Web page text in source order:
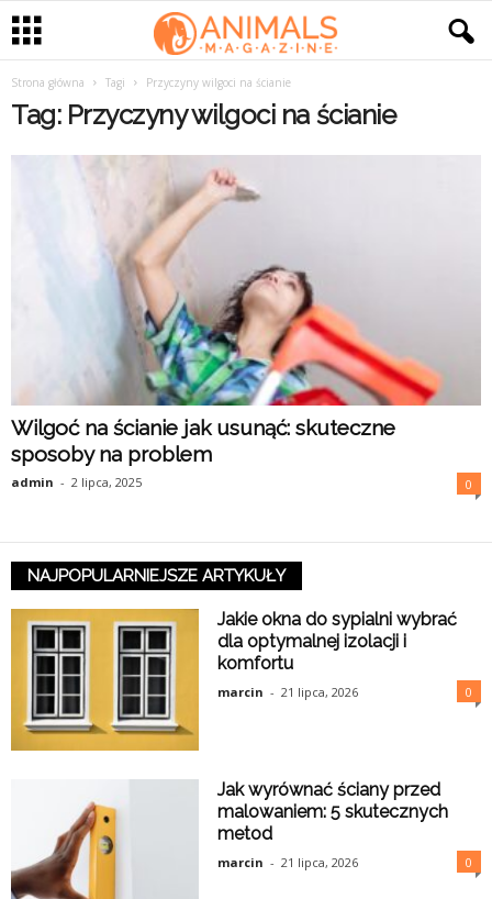
Strona główna Tagi Przyczyny wilgoci na ścianie
Tag: Przyczyny wilgoci na ścianie
Wilgoć na ścianie jak usunąć: skuteczne
sposoby na problem
admin - 2 lipca, 2025 0
NAJPOPULARNIEJSZE ARTYKUŁY
Jakie okna do sypialni wybrać
dla optymalnej izolacji i
komfortu
marcin - 21 lipca, 2026 0
Jak wyrównać ściany przed
malowaniem: 5 skutecznych
metod
marcin - 21 lipca, 2026 0